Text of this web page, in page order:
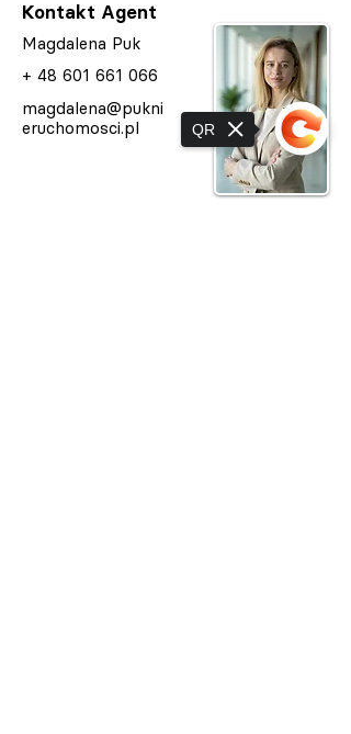
Kontakt Agent
Magdalena Puk
+ 48 601 661 066
magdalena@pukni
eruchomosci.pl
QR